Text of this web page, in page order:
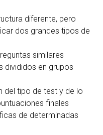
diferente, pero
dos grandes tipos de
similares
divididos en grupos
del tipo de test y de lo
finales
de determinadas